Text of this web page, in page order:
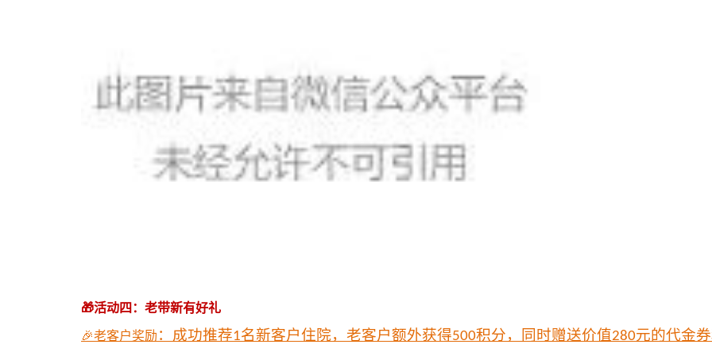
🎁活动四：老带新有好礼
🎉老客户奖励： 成功推荐1名新客户住院，老客户额外获得500积分，同时赠送价值280元的代金